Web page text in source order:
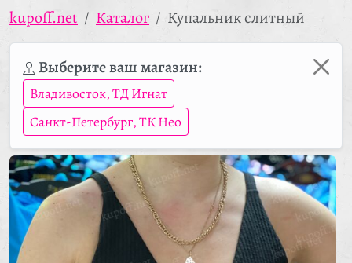
kupoff.net Каталог Купальник слитный
Выберите ваш магазин:
Владивосток, ТД Игнат
Санкт-Петербург, ТК Нео